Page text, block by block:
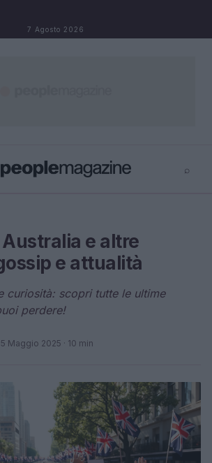
7 Agosto 2026
⌕
e altre
e attualità
curiosità: scopri tutte le ultime
perdere!
5 Maggio 2025 · 10 min